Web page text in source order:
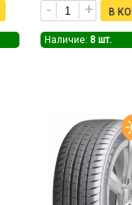
Наличие: 8 шт.